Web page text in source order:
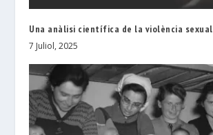
Una anàlisi científica de la violència sexual
7 Juliol, 2025